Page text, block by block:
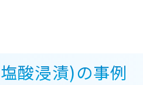
酸浸漬)の事例